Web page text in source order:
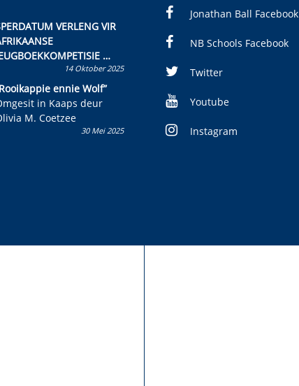
VERLENG VIR
Skryf ’n jeugboek of
en staan ’n
om R50 000 te wen!
14 Oktober 2025
ennie Wolf”
in Kaaps deur
M. Coetzee
30 Mei 2025
Jonathan Ball Facebook
NB Schools Facebook
Twitter
Youtube
Instagram